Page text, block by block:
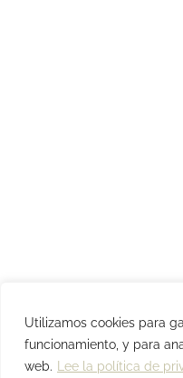
Utilizamos cookies para
funcionamiento, y para
web.
Lee la política de